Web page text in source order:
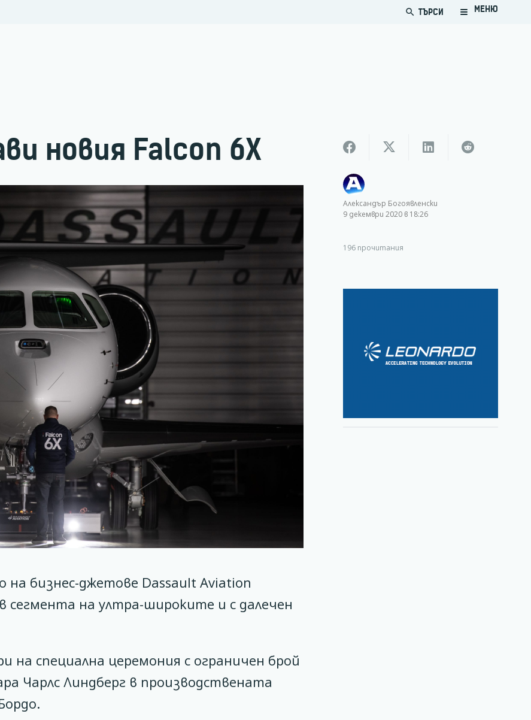
search ТЪРСИ МЕНЮ
новия Falcon 6X
бизнес-джетове Dassault Aviation
сегмента на ултра-широките и с далечен
на специална церемония с ограничен брой
Чарлс Линдберг в производствената
Александър Богоявленски
9 декември 2020 в 18:26
196 прочитания